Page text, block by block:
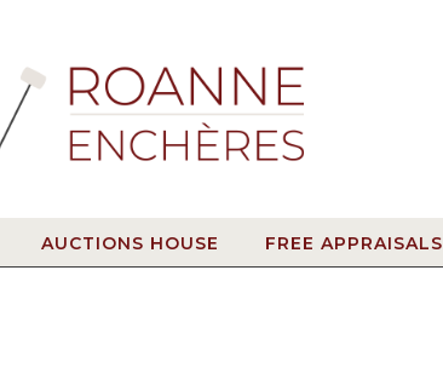
AUCTIONS HOUSE FREE APPRAISALS